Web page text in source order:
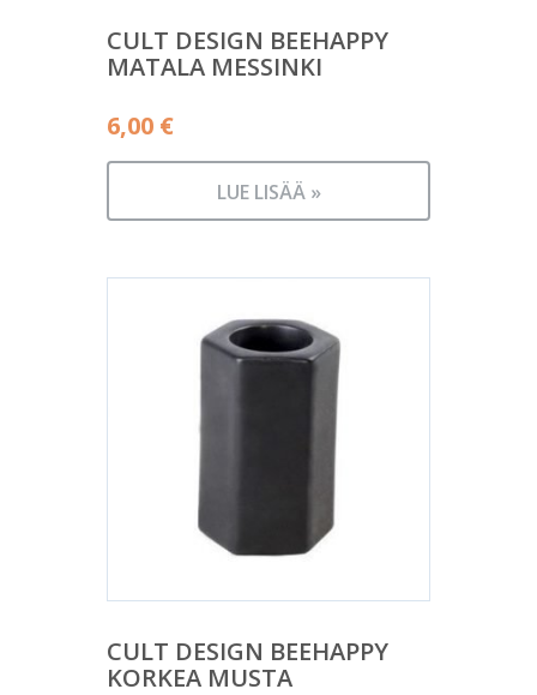
CULT DESIGN BEEHAPPY
MATALA MESSINKI
6,00 €
LUE LISÄÄ »
CULT DESIGN BEEHAPPY
KORKEA MUSTA